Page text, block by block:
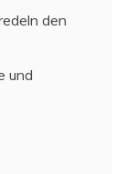
den
und